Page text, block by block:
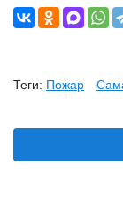
Теги: Пожар